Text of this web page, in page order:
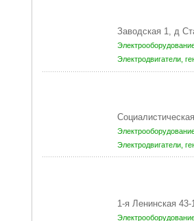
Заводская 1, д
Электродвигатели,
Электродвигатели,
1-я Ленинская